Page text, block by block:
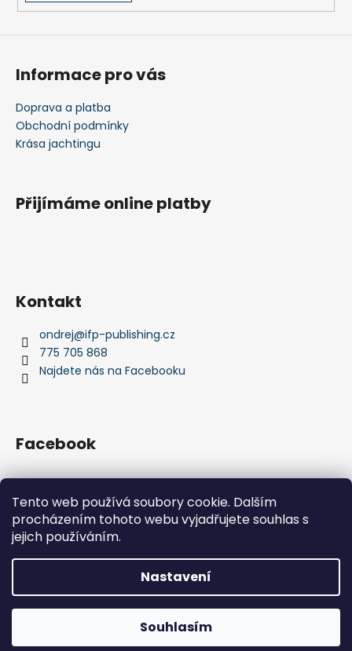
Tento web používá soubory cookie. Dalším
procházením tohoto webu vyjadřujete souhlas s
jejich používáním.
Nastavení
Souhlasím
Ve dnech 10.8. - 14.8 máme celoredakční dovolenou a Vaši
Informace pro vás
Doprava a platba
Obchodní podmínky
Krása jachtingu
Přijímáme online platby
Kontakt
ondrej@ifp-publishing.cz
775 705 868
Najdete nás na Facebooku
Facebook
IFP Publishing Krása jachtingu
IFP Publishing. Všechna práva vyhrazena.